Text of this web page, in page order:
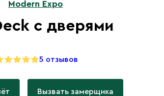
Modern Expo
с дверями
5 отзывов
Вызвать замерщика